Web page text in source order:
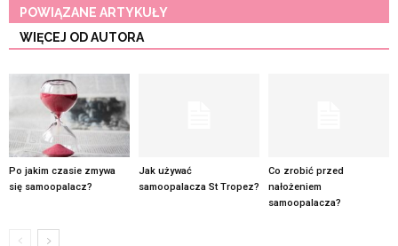
POWIĄZANE ARTYKUŁY
WIĘCEJ OD AUTORA
Po jakim czasie zmywa
się samoopalacz?
Jak używać
samoopalacza St Tropez?
Co zrobić przed
nałożeniem
samoopalacza?